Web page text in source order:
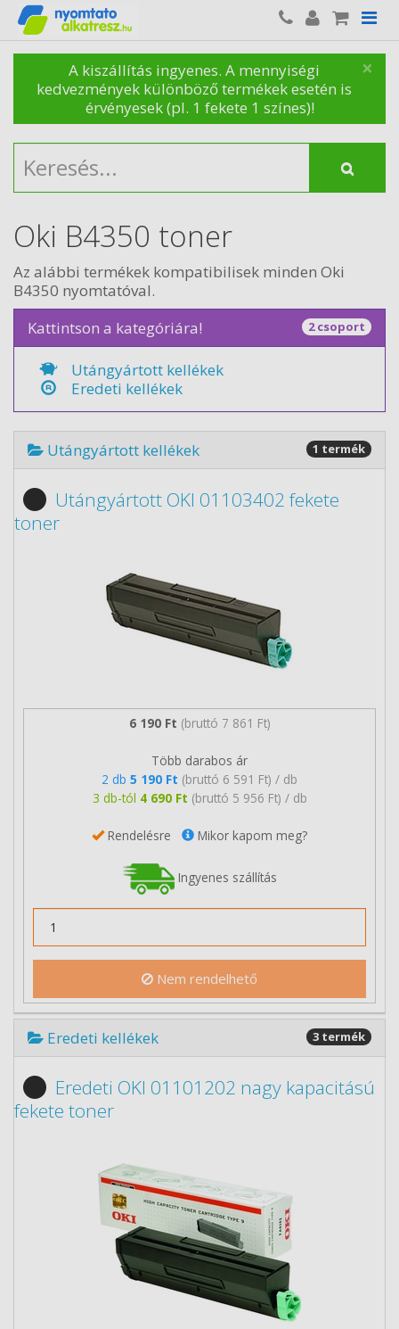
×
A kiszállítás ingyenes. A mennyiségi
kedvezmények különböző termékek esetén is
érvényesek (pl. 1 fekete 1 színes)!
Oki B4350 toner
Az alábbi termékek kompatibilisek minden Oki
B4350 nyomtatóval.
Kattintson a kategóriára!
2 csoport
Utángyártott kellékek
Eredeti kellékek
Utángyártott kellékek 1 termék
Utángyártott OKI 01103402 fekete
toner
6 190 Ft (bruttó 7 861 Ft)
Több darabos ár
2 db 5 190 Ft (bruttó 6 591 Ft) / db
3 db-tól 4 690 Ft (bruttó 5 956 Ft) / db
Rendelésre Mikor kapom meg?
Ingyenes szállítás
Nem rendelhető
Eredeti kellékek 3 termék
Eredeti OKI 01101202 nagy kapacitású
fekete toner